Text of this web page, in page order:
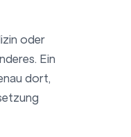
oder
Ein
dort,